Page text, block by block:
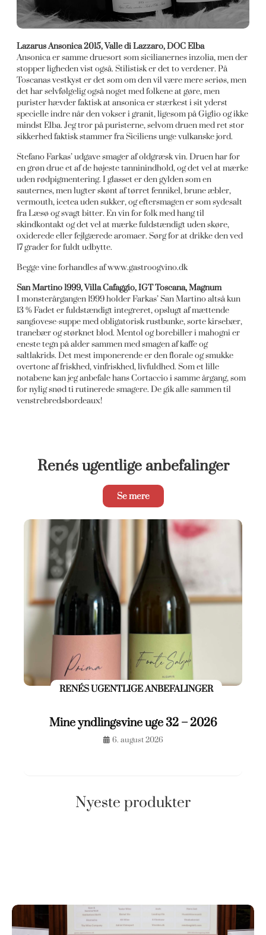
Lazarus Ansonica 2015, Valle di Lazzaro, DOC Elba
Ansonica er samme druesort som sicilianernes inzolia, men der
stopper ligheden vist også. Stilistisk er det to verdener. På
Toscanas vestkyst er det som om den vil være mere seriøs, men
det har selvfølgelig også noget med folkene at gøre, men
purister hævder faktisk at ansonica er stærkest i sit yderst
specielle indre når den vokser i granit, ligesom på Giglio og ikke
mindst Elba. Jeg tror på puristerne, selvom druen med ret stor
sikkerhed faktisk stammer fra Siciliens unge vulkanske jord.
Stefano Farkas’ udgave smager af oldgræsk vin. Druen har for
en grøn drue et af de højeste tanninindhold, og det vel at mærke
uden rødpigmentering. I glasset er den gylden som en
sauternes, men lugter skønt af tørret fennikel, brune æbler,
vermouth, icetea uden sukker, og eftersmagen er som sydesalt
fra Læsø og svagt bitter. En vin for folk med hang til
skindkontakt og det vel at mærke fuldstændigt uden skøre,
oxiderede eller fejlgærede aromaer. Sørg for at drikke den ved
17 grader for fuldt udbytte.
Begge vine forhandles af www.gastroogvino.dk
San Martino 1999, Villa Cafaggio, IGT Toscana, Magnum
I monsterårgangen 1999 holder Farkas’ San Martino altså kun
13 % Fadet er fuldstændigt integreret, opslugt af mættende
sangiovese-suppe med obligatorisk rustbunke, sorte kirsebær,
tranebær og størknet blod. Mentol og borebiller i mahogni er
eneste tegn på alder sammen med smagen af kaffe og
saltlakrids. Det mest imponerende er den florale og smukke
overtone af friskhed, vinfriskhed, livfuldhed. Som et lille
notabene kan jeg anbefale hans Cortaccio i samme årgang, som
for nylig snød ti rutinerede smagere. De gik alle sammen til
venstrebredsbordeaux!
Renés ugentlige anbefalinger
Se mere
RENÉS UGENTLIGE ANBEFALINGER
Mine yndlingsvine uge 32 – 2026
6. august 2026
Nyeste produkter